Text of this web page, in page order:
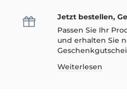
Jetzt bestellen,
Passen Sie Ihr
und erhalten Sie
Weiterlesen